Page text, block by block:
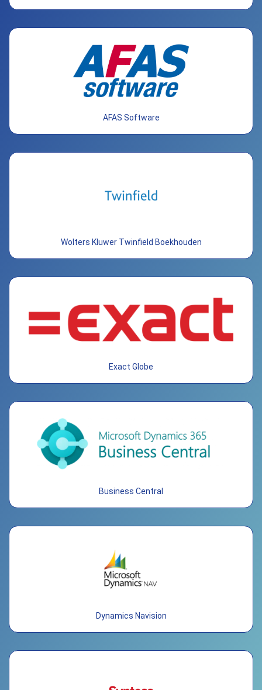
AFAS Software
Wolters Kluwer Twinfield Boekhouden
Exact Globe
Business Central
Dynamics Navision